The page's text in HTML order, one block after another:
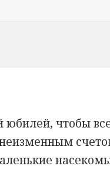
чтобы